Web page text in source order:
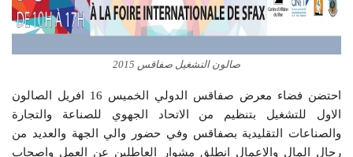
صالون التشغيل صفاقس 2015
احتضن فضاء معرض صفاقس الدولي الخميس 16 افريل الصالون
الاول للتشغيل بتنظيم من الاتحاد الجهوي للصناعة والتجارة
والصناعات التقليدية بصفاقس وفي حضور والي الجهة والعديد من
رجال المال والاعمال انطلق مشوار العاطلين عن العمل واصحاب